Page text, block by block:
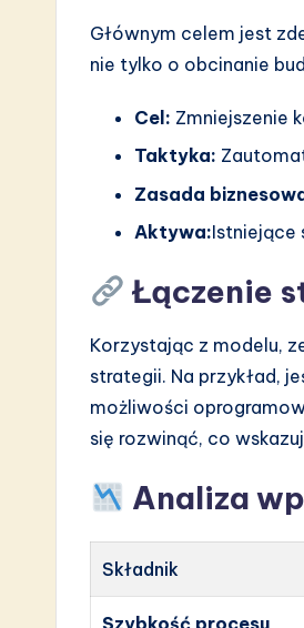
Głównym celem jest
nie tylko o obcinanie
Cel: Zmniejszenie
Taktyka:
Zasada
Aktywa:Istniejące
Łączenie
Korzystając z modelu,
strategii. Na przykład,
możliwości
się rozwinąć, co
Analiza
Składnik